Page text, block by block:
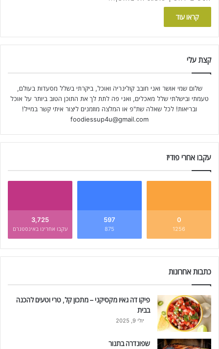
קראו עוד
קצת עלי
שלום שמי אושר ואני חובב קולינריה ואוכל, ביקרתי בשלל מסעדות בעולם,
טעמתי ובישלתי שלל מאכלים, ואני פה לתת לך את התוכן הטוב ביותר על אוכל
ובריאות! לכל שאלה שת"פ או המלצה מוזמנים ליצור איתי קשר במייל!
foodiessup4u@gmail.com
עקבו אחרי פודיז
0
1256
597
875
3,725
עקבו אחרינו באינסטגרם
כתבות אחרונות
פיקו דה גאיו מקסיקני – מתכון קל, טרי וטעים להכנה
בבית
יולי 9, 2025
שפונדרה בתנור